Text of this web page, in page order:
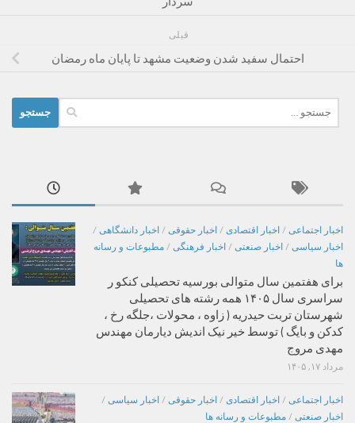
قبلی
احتمال سفید شدن وضعیت مشهد تا پایان ماه رمضان
برای:
اخبار اجتماعی / اخبار اقتصادی / اخبار حقوقی / اخبار دانشگاهی /
اخبار سیاسی / اخبار صنعتی / اخبار فرهنگی / مطبوعات و رسانه
ها
برای هفتمین سال متوالی بورسیه تحصیلی کنکو ر
سراسری سال ۱۴۰۵ همه رشته های تحصیلی
شهرستان تربت حیدریه ( زاوه ، محولات ،جلگه رخ ،
کدکن و بایگ ) توسط خیر نیک اندیش دیارمان مهندس
مهدی مروج
مرداد ۱۷, ۱۴۰۵
اخبار اجتماعی / اخبار اقتصادی / اخبار حقوقی / اخبار سیاسی /
اخبار صنعتی / مطبوعات و رسانه ها